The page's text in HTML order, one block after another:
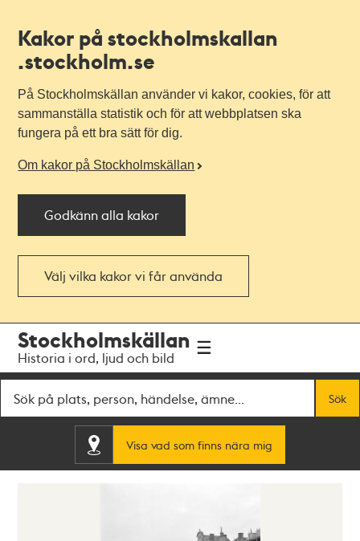
Kakor på stockholmskallan
.stockholm.se
På Stockholmskällan använder vi kakor, cookies, för att
sammanställa statistik och för att webbplatsen ska
fungera på ett bra sätt för dig.
Om kakor på Stockholmskällan
Godkänn alla kakor
Välj vilka kakor vi får använda
navigationen
huvudinnehållet
Stockholmskällan
Historia i ord, ljud och bild
Sök
Visa vad som finns nära mig